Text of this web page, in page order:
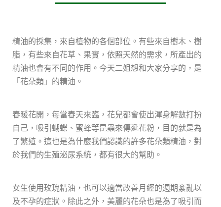
精油的採集，來自植物的各個部位。有些來自樹木、樹
脂，有些來自花草、果實，依照天然的需求，所產出的
精油也會有不同的作用。今天二姐想和大家分享的，是
「花朵類」的精油。
春暖花開，每當春天來臨，花兒都會使出渾身解數打扮
自己，吸引蝴蝶、蜜蜂等昆蟲來傳遞花粉，目的就是為
了繁殖。這也是為什麼我們認識的許多花朵類精油，對
於我們的生殖泌尿系統，都有很大的幫助。
女生使用玫瑰精油，也可以適當改善月經的週期紊亂以
及不孕的症狀。除此之外，美麗的花朵也是為了吸引而